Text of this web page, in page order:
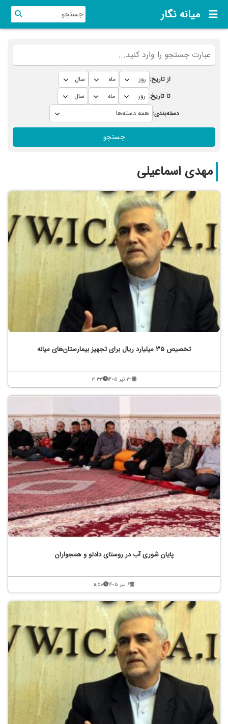
میانه نگار
از تاریخ:
تا تاریخ:
دسته‌بندی:
جستجو
مهدی اسماعیلی
تخصیص ۳۵ میلیارد ریال برای تجهیز بیمارستان‌های میانه
۲۲ تیر ۱۴۰۵ ۲۱:۳۳
پایان شوری آب در روستای دادلو و همجواران
۶ تیر ۱۴۰۵ ۱۱:۵۸